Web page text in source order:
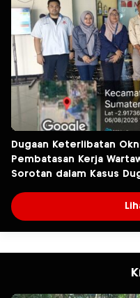
Dugaan Keterlibatan
Pembatasan Kerja
Sorotan dalam Kasus